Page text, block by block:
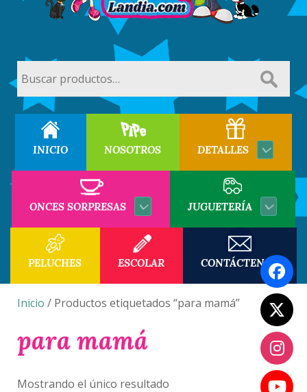
por:
INICIO NOSOTROS DETALLES
ONCES SORPRESAS JUGUETERÍA
PELUCHES ESCOLAR CONTÁCTENOS
Inicio / Productos etiquetados “para mamá”
para mamá
Mostrando el único resultado